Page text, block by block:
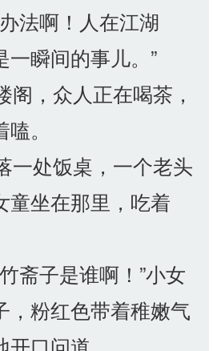
法啊！人在江湖
一瞬间的事儿。”
，众人正在喝茶，
。
处饭桌，一个老头
童坐在那里，吃着
斋子是谁啊！”小女
，粉红色带着稚嫩气